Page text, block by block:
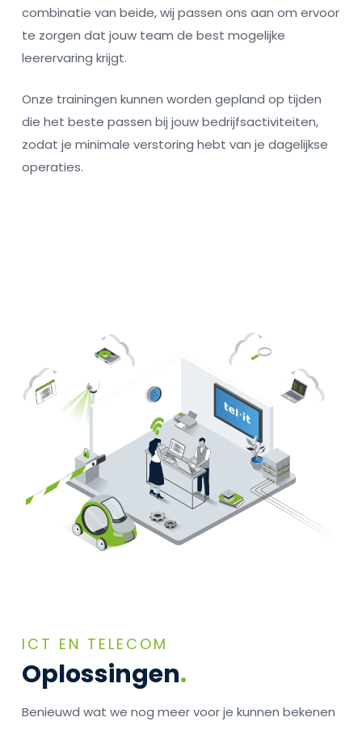
combinatie van beide, wij passen ons aan om ervoor
te zorgen dat jouw team de best mogelijke
leerervaring krijgt.
Onze trainingen kunnen worden gepland op tijden
die het beste passen bij jouw bedrijfsactiviteiten,
zodat je minimale verstoring hebt van je dagelijkse
operaties.
ICT EN TELECOM
Oplossingen.
Benieuwd wat we nog meer voor je kunnen bekenen